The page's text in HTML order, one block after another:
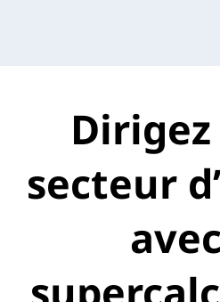
secteur